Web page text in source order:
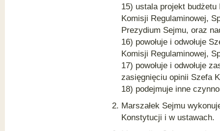
15) ustala projekt
Komisji Regulaminowej,
Prezydium Sejmu, oraz
16) powołuje i odwołuje
Komisji Regulaminowej,
17) powołuje i odwołuje
zasięgnięciu opinii Szefa
18) podejmuje inne
Marszałek Sejmu
Konstytucji i w ustawach.